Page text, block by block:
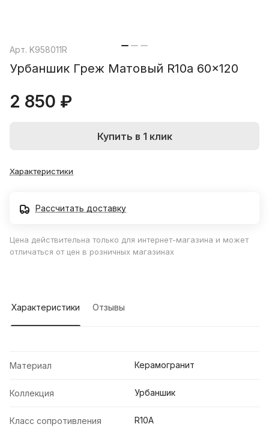
Арт. K958011R
Урбаншик Греж Матовый R10a 60x120
2 850 ₽
Купить в 1 клик
Характеристики
Рассчитать доставку
Цена действительна только для интернет-магазина и может
отличаться от цен в розничных магазинах
Характеристики Отзывы
Материал Керамогранит
Коллекция Урбаншик
Класс сопротивления
R10A